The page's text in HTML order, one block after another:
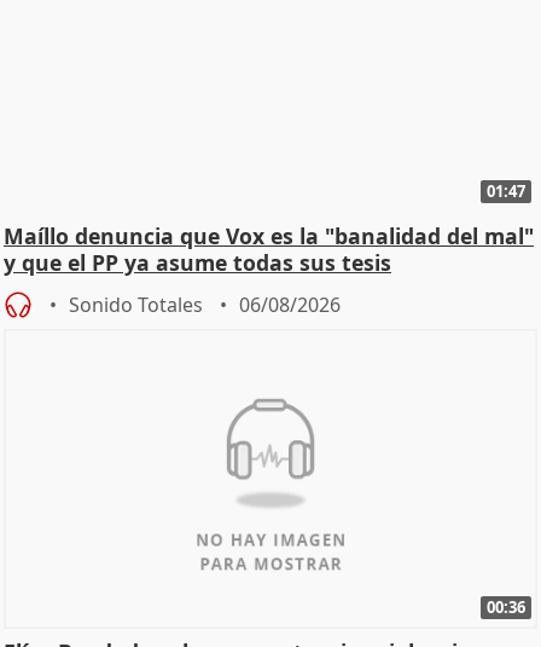
01:47
Maíllo denuncia que Vox es la "banalidad del mal"
y que el PP ya asume todas sus tesis
Sonido Totales 06/08/2026
00:36